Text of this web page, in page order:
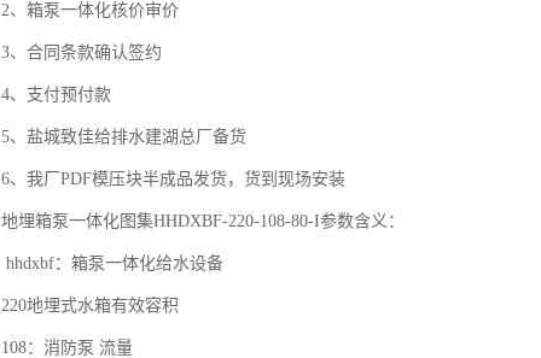
2、箱泵一体化核价审价
3、合同条款确认签约
4、支付预付款
5、盐城致佳给排水建湖总厂备货
6、我厂PDF模压块半成品发货，货到现场安装
地埋箱泵一体化图集HHDXBF-220-108-80-I参数含义：
hhdxbf：箱泵一体化给水设备
220地埋式水箱有效容积
108：消防泵 流量